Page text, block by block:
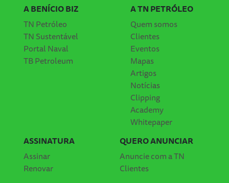
A BENÍCIO BIZ
TN Petróleo
TN Sustentável
Portal Naval
TB Petroleum
A TN PETRÓLEO
Quem somos
Clientes
Eventos
Mapas
Artigos
Notícias
Clipping
Academy
Whitepaper
ASSINATURA
Assinar
Renovar
QUERO ANUNCIAR
Anuncie com a TN
Clientes